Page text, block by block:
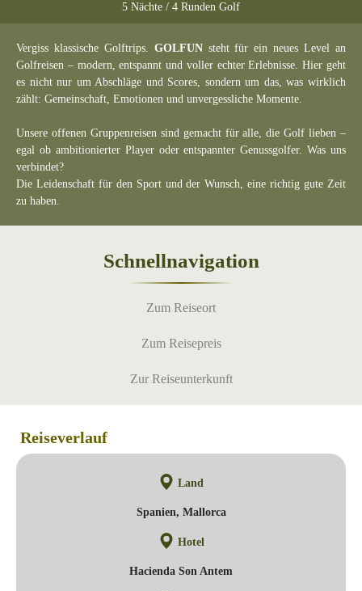
5 Nächte / 4 Runden Golf
Vergiss klassische Golftrips. GOLFUNsteht für ein neues Level an
Golfreisen – modern, entspannt und voller echter Erlebnisse. Hier geht
es nicht nur um Abschläge und Scores, sondern um das, was wirklich
zählt: Gemeinschaft, Emotionen und unvergessliche Momente.
Unsere offenen Gruppenreisen sind gemacht für alle, die Golf lieben –
egal ob ambitionierter Player oder entspannter Genussgolfer. Was uns
verbindet?
Die Leidenschaft für den Sport und der Wunsch, eine richtig gute Zeit
zu haben.
Schnellnavigation
Zum Reiseort
Zum Reisepreis
Zur Reiseunterkunft
Reiseverlauf
Land
Spanien, Mallorca
Hotel
Hacienda Son Antem